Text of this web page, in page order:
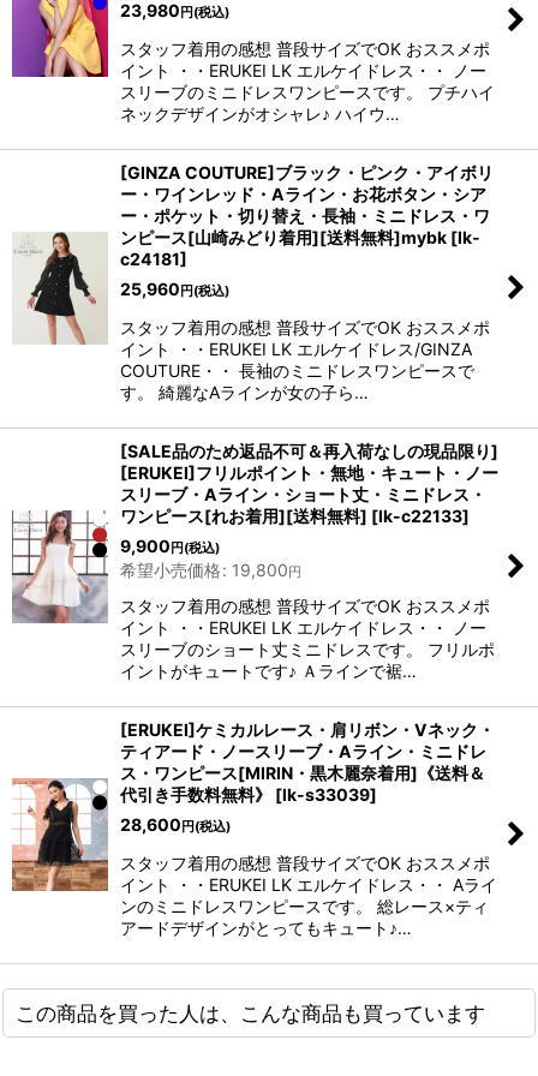
23,980 円 (税込)
スタッフ着用の感想 普段サイズでOK おススメポ
イント ・・ERUKEI LK エルケイドレス・・ ノー
スリーブのミニドレスワンピースです。 プチハイ
ネックデザインがオシャレ♪ ハイウ…
[GINZA COUTURE]ブラック・ピンク・アイボリ
ー・ワインレッド・Aライン・お花ボタン・シア
ー・ポケット・切り替え・長袖・ミニドレス・ワ
ンピース[山崎みどり着用][送料無料]mybk [lk-
c24181]
25,960 円 (税込)
スタッフ着用の感想 普段サイズでOK おススメポ
イント ・・ERUKEI LK エルケイドレス/GINZA
COUTURE・・ 長袖のミニドレスワンピースで
す。 綺麗なAラインが女の子ら…
[SALE品のため返品不可＆再入荷なしの現品限り]
[ERUKEI]フリルポイント・無地・キュート・ノー
スリーブ・Aライン・ショート丈・ミニドレス・
ワンピース[れお着用][送料無料] [lk-c22133]
9,900 円 (税込)
希望小売価格: 19,800円
スタッフ着用の感想 普段サイズでOK おススメポ
イント ・・ERUKEI LK エルケイドレス・・ ノー
スリーブのショート丈ミニドレスです。 フリルポ
イントがキュートです♪ Ａラインで裾…
[ERUKEI]ケミカルレース・肩リボン・Vネック・
ティアード・ノースリーブ・Aライン・ミニドレ
ス・ワンピース[MIRIN・黒木麗奈着用]《送料＆
代引き手数料無料》
[lk-s33039]
28,600 円 (税込)
スタッフ着用の感想 普段サイズでOK おススメポ
イント ・・ERUKEI LK エルケイドレス・・ Aライ
ンのミニドレスワンピースです。 総レース×ティ
アードデザインがとってもキュート♪…
この商品を買った人は、こんな商品も買っています